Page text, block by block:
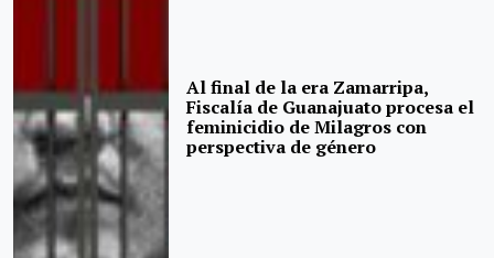
Al final de la era Zamarripa,
Fiscalía de Guanajuato procesa el
feminicidio de Milagros con
perspectiva de género